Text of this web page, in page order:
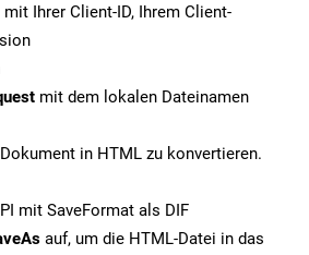
mit Ihrer Client-ID, Ihrem Client-
mit dem lokalen Dateinamen
in HTML zu konvertieren.
mit SaveFormat als DIF
auf, um die HTML-Datei in das